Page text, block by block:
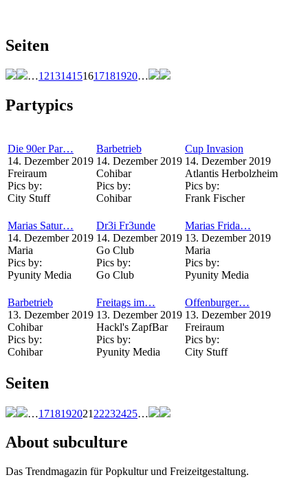
Seiten
…121314151617181920…
Partypics
Die 90er Par…
14. Dezember 2019
Freiraum
Pics by:
City Stuff
Barbetrieb
14. Dezember 2019
Cohibar
Pics by:
Cohibar
Cup Invasion
14. Dezember 2019
Atlantis Herbolzheim
Pics by:
Frank Fischer
Marias Satur…
14. Dezember 2019
Maria
Pics by:
Pyunity Media
Dr3i Fr3unde
14. Dezember 2019
Go Club
Pics by:
Go Club
Marias Frida…
13. Dezember 2019
Maria
Pics by:
Pyunity Media
Barbetrieb
13. Dezember 2019
Cohibar
Pics by:
Cohibar
Freitags im…
13. Dezember 2019
Hackl's ZapfBar
Pics by:
Pyunity Media
Offenburger…
13. Dezember 2019
Freiraum
Pics by:
City Stuff
Seiten
…1718192021 22232425…
About subculture
Das Trendmagazin für Popkultur und Freizeitgestaltung.